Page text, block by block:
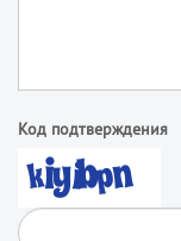
Код подтверждения